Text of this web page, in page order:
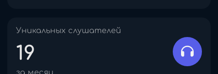
Уникальных слушателей
19